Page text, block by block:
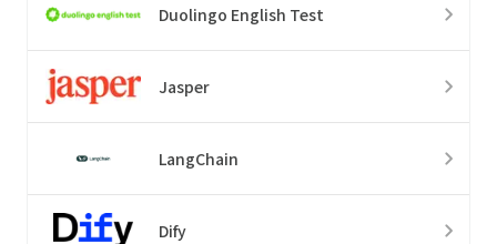
Duolingo English Test
Jasper
LangChain
Dify